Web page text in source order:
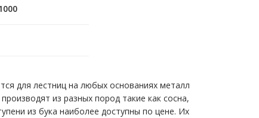
для лестниц на любых основаниях металл
из разных пород такие как сосна,
из бука наиболее доступны по цене. Их